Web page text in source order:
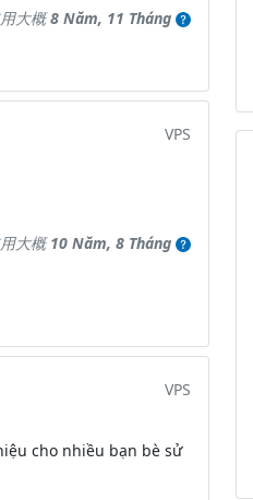
大概8 Năm, 11 Tháng
VPS
大概10 Năm, 8 Tháng
VPS
cho nhiều bạn bè sử